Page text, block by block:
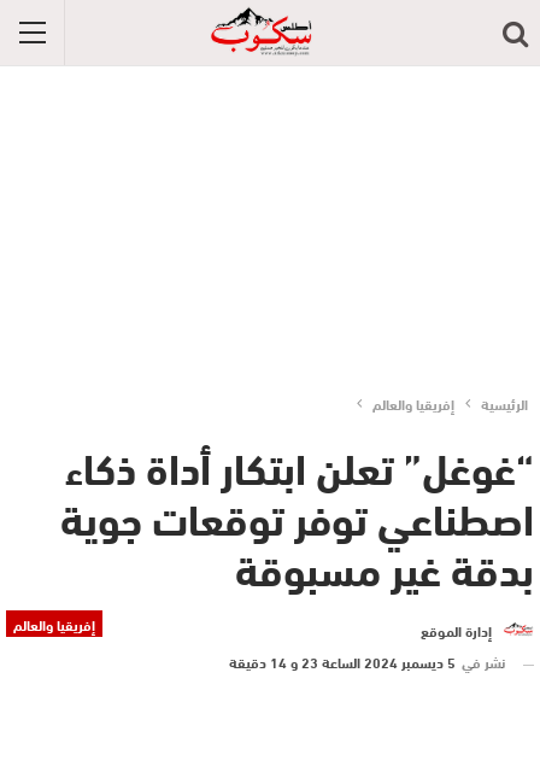
الرئيسية إفريقيا والعالم
“غوغل” تعلن ابتكار أداة ذكاء
اصطناعي توفر توقعات جوية
بدقة غير مسبوقة
إفريقيا والعالم
إدارة الموقع
نشر في 5 ديسمبر 2024 الساعة 23 و 14 دقيقة